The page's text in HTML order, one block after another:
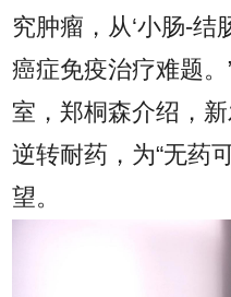
究肿瘤，从‘小肠-结
癌症免疫治疗难题
室，郑桐森介绍，
逆转耐药，为“无药
望。